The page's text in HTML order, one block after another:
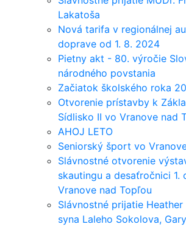
Lakatoša
Nová tarifa v regionálnej
doprave od 1. 8. 2024
Pietny akt - 80. výročie
národného povstania
Začiatok školského roka
Otvorenie prístavby k
Sídlisko II vo Vranove nad
AHOJ LETO
Seniorský šport vo
Slávnostné otvorenie
skautingu a desaťročnici 1.
Vranove nad Topľou
Slávnostné prijatie
syna Laleho Sokolova,